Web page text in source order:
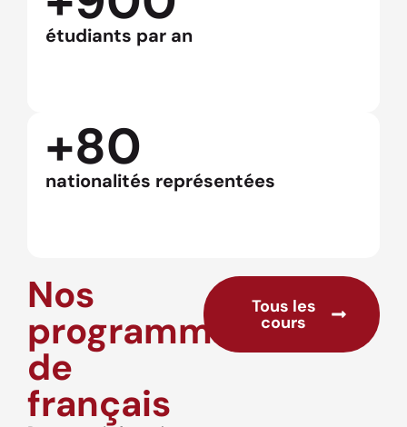
étudiants par an
+80
nationalités représentées
Nos
programmes
de
français
Tous les
cours